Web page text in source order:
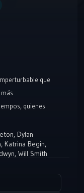
que
quienes
, Dylan
, Katrina Begin,
, Will Smith